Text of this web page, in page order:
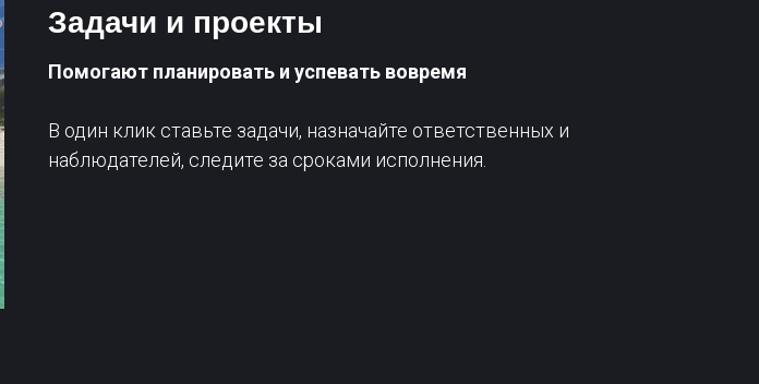
Задачи и проекты
Помогают планировать и успевать вовремя
В один клик ставьте задачи, назначайте ответственных и
наблюдателей, следите за сроками исполнения.